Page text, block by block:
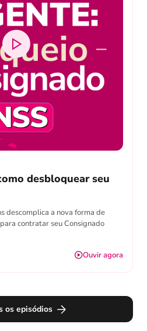
desbloquear seu
descomplica a nova forma de
contratar seu Consignado
Ouvir agora
os episódios